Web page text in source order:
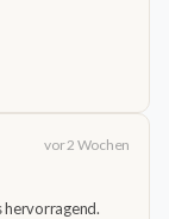
vor 2 Wochen
hervorragend.